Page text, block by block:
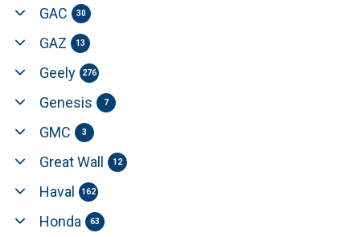
GAC 30
GAZ 13
Geely 276
Genesis 7
GMC 3
Great Wall 12
Haval 162
Honda 63